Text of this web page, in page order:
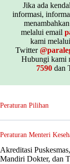
Jika ada
informasi,
melalui email
kami
Twitter
Hubungi kami
7590dan
Peraturan Pilihan
Peraturan Menteri
Akreditasi
Mandiri Dokter, dan